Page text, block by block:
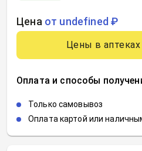
Цена от undefined ₽
Цены в аптеках
Оплата и способы
Только самовывоз
Оплата картой или